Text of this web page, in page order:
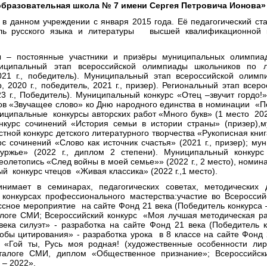
школа № 7 имени Сергея Петровича Ионова»
данном учреждении с января 2015 года. Её педагогический
русского языка и литературы высшей квалификационной
– постоянные участники и призёры муниципальных
этап всероссийской олимпиады школьников по
г., победитель). Муниципальный этап всероссийской
2020 г., победитель, 2021 г., призер). Региональный этап
г., Победитель). Муниципальный конкурс «Отец –звучит
«Звучащее слово» ко Дню народного единства в номинации
конкурсы авторских работ «Много букв» (1 место
сочинений «История семьи в истории страны»
конкурс детского литературного творчества «Рукописная
сочинений «Слово как источник счастья» (2021 г., призер);
(2022 г., диплом 2 степени). Муниципальный конкурс
«След войны в моей семье»» (2022 г., 2 место),
конкурс чтецов «Живая классика» (2022 г.,1 место).
в семинарах, педагогических советах,
профессионального мастерства:участие во
мероприятие на сайте Фонд 21 века (Победитель конкурса
СМИ; Всероссийский конкурс «Моя лучшая методическая
силуэт» - разработка на сайте Фонд 21 века (Победитель
цитирования» - разработка урока в 8 классе на сайте Фонд
«Гой ты, Русь моя родная! (художественные особенности
СМИ, диплом «Общественное признание»;
– 2022».